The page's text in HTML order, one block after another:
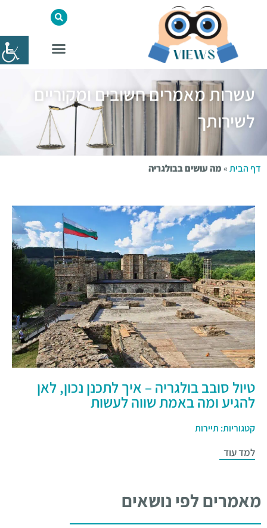
עשרות מאמרים חשובים ומקוריים
לשירותך
דף הבית»מה עושים בבולגריה
טיול סובב בולגריה – איך לתכנן נכון, לאן
להגיע ומה באמת שווה לעשות
קטגוריות: תיירות
למד עוד
מאמרים לפי נושאים